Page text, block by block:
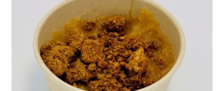
MON COMPTE